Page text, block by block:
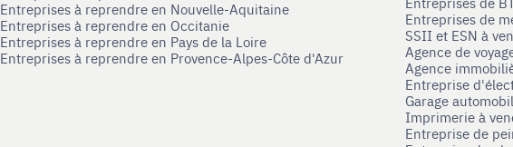
Entreprises à reprendre en Nouvelle-Aquitaine
Entreprises à reprendre en Occitanie
Entreprises à reprendre en Pays de la Loire
Entreprises à reprendre en Provence-Alpes-Côte d'Azur
Entreprises de
SSII et ESN à
Agence de
Agence
Entreprise
Garage
Imprimerie à
Entreprise de